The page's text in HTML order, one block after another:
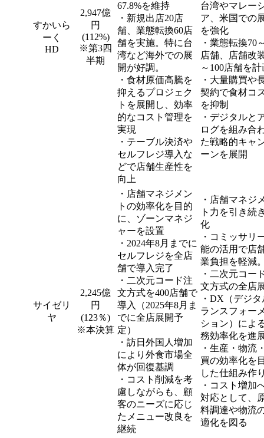
すかいら
ーく
HD
2,947億
円
(112%)
※第3四
半期
67.8%を維持
・新規出店20店
舗、業態転換60店
舗を実施。特に台
湾など海外での展
開が好調。
・食材原価高騰を
抑えるプロジェク
トを展開し、効率
的なコスト管理を
実現
・テーブル決済や
セルフレジ導入な
どで店舗生産性を
向上
台湾やマレー
ア、米国での
を強化
・業態転換70
店舗、店舗改
～100店舗を計
・大量購買や
契約で食材コ
を抑制
・デジタルと
ログを組み合
た戦略的キャ
ーンを展開
サイゼリ
ヤ
2,245億
円
(123％)
※本決算
・店舗マネジメン
トの効率化を目的
に、ゾーンマネジ
ャーを設置
・2024年8月までに
セルフレジを全店
舗で導入完了
・二次元コード注
文方式を400店舗で
導入（2025年8月ま
でに全店展開予
定）
・訪日外国人増加
により外食市場全
体が回復基調
・コスト削減を考
慮しながらも、顧
客のニーズに応じ
たメニュー改良を
継続
・店舗マネジ
ト力を引き続
化
・コミッサリ
能の活用で店
業負担を軽減
・二次元コー
文方式の全店
・DX（デジ
ランスフォー
ション）によ
務効率化を進
・生産・物流
買の効率化を
した仕組み作
・コスト増加
対応として、
料調達や物流
適化を図る